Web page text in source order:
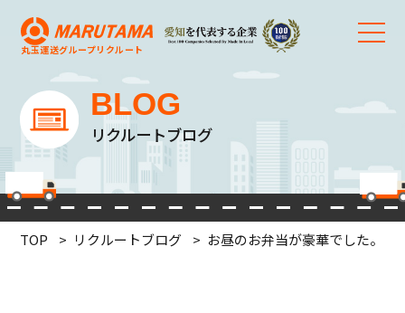
丸玉運送グループリクルート
BLOG
リクルートブログ
TOP リクルートブログ お昼のお弁当が豪華でした。